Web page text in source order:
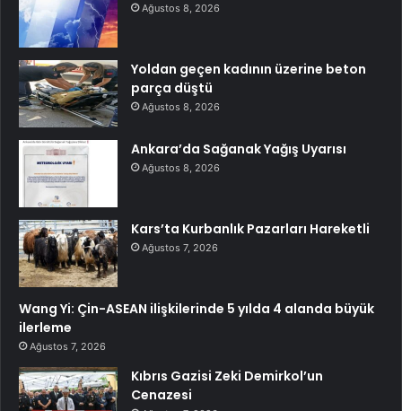
Ağustos 8, 2026
Yoldan geçen kadının üzerine beton
parça düştü
Ağustos 8, 2026
Ankara’da Sağanak Yağış Uyarısı
Ağustos 8, 2026
Kars’ta Kurbanlık Pazarları Hareketli
Ağustos 7, 2026
Wang Yi: Çin-ASEAN ilişkilerinde 5 yılda 4 alanda büyük
ilerleme
Ağustos 7, 2026
Kıbrıs Gazisi Zeki Demirkol’un
Cenazesi